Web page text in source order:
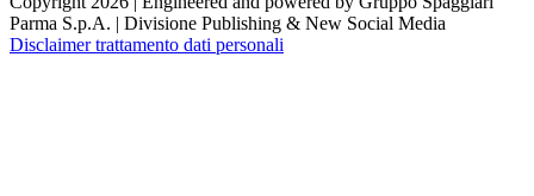
Parma S.p.A. | Divisione Publishing & New Social Media
Disclaimer trattamento dati personali